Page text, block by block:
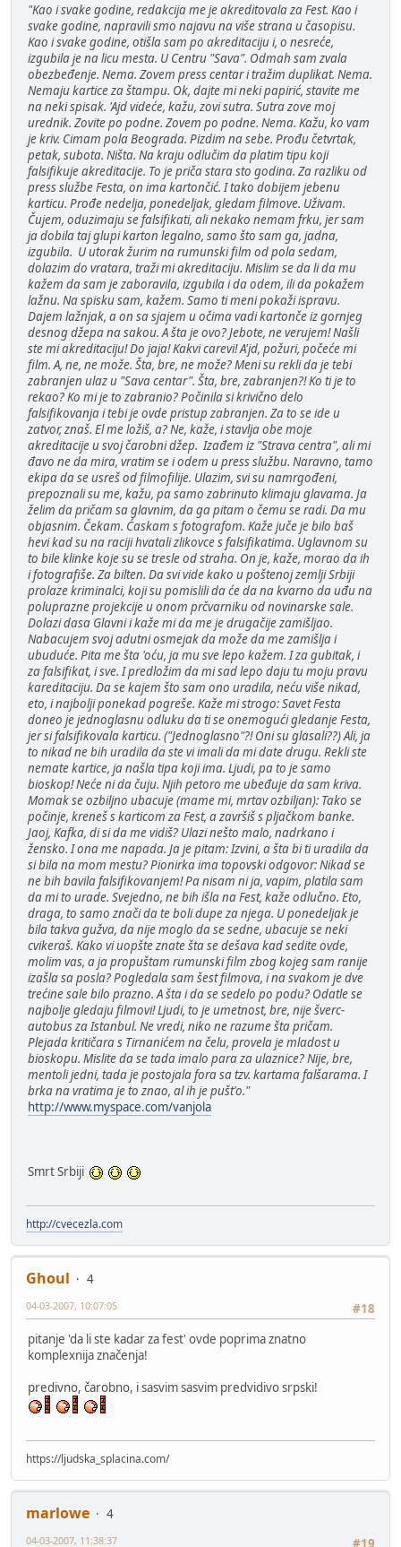
"Kao i svake godine, redakcija me je akreditovala za Fest. Kao i
svake godine, napravili smo najavu na više strana u časopisu.
Kao i svake godine, otišla sam po akreditaciju i, o nesreće,
izgubila je na licu mesta. U Centru "Sava". Odmah sam zvala
obezbeđenje. Nema. Zovem press centar i tražim duplikat. Nema.
Nemaju kartice za štampu. Ok, dajte mi neki papirić, stavite me
na neki spisak. 'Ajd videće, kažu, zovi sutra. Sutra zove moj
urednik. Zovite po podne. Zovem po podne. Nema. Kažu, ko vam
je kriv. Cimam pola Beograda. Pizdim na sebe. Prođu četvrtak,
petak, subota. Ništa. Na kraju odlučim da platim tipu koji
falsifikuje akreditacije. To je priča stara sto godina. Za razliku od
press službe Festa, on ima kartončić. I tako dobijem jebenu
karticu. Prođe nedelja, ponedeljak, gledam filmove. Uživam.
Čujem, oduzimaju se falsifikati, ali nekako nemam frku, jer sam
ja dobila taj glupi karton legalno, samo što sam ga, jadna,
izgubila. U utorak žurim na rumunski film od pola sedam,
dolazim do vratara, traži mi akreditaciju. Mislim se da li da mu
kažem da sam je zaboravila, izgubila i da odem, ili da pokažem
lažnu. Na spisku sam, kažem. Samo ti meni pokaži ispravu.
Dajem lažnjak, a on sa sjajem u očima vadi kartonče iz gornjeg
desnog džepa na sakou. A šta je ovo? Jebote, ne verujem! Našli
ste mi akreditaciju! Do jaja! Kakvi carevi! A'jd, požuri, počeće mi
film. A, ne, ne može. Šta, bre, ne može? Meni su rekli da je tebi
zabranjen ulaz u "Sava centar". Šta, bre, zabranjen?! Ko ti je to
rekao? Ko mi je to zabranio? Počinila si krivično delo
falsifikovanja i tebi je ovde pristup zabranjen. Za to se ide u
zatvor, znaš. El me ložiš, a? Ne, kaže, i stavlja obe moje
akreditacije u svoj čarobni džep. Izađem iz "Strava centra", ali mi
đavo ne da mira, vratim se i odem u press službu. Naravno, tamo
ekipa da se usreš od filmofilije. Ulazim, svi su namrgođeni,
prepoznali su me, kažu, pa samo zabrinuto klimaju glavama. Ja
želim da pričam sa glavnim, da ga pitam o čemu se radi. Da mu
objasnim. Čekam. Ćaskam s fotografom. Kaže juče je bilo baš
hevi kad su na raciji hvatali zlikovce s falsifikatima. Uglavnom su
to bile klinke koje su se tresle od straha. On je, kaže, morao da ih
i fotografiše. Za bilten. Da svi vide kako u poštenoj zemlji Srbiji
prolaze kriminalci, koji su pomislili da će da na kvarno da uđu na
poluprazne projekcije u onom prčvarniku od novinarske sale.
Dolazi dasa Glavni i kaže mi da me je drugačije zamišljao.
Nabacujem svoj adutni osmejak da može da me zamišlja i
ubuduće. Pita me šta 'oću, ja mu sve lepo kažem. I za gubitak, i
za falsifikat, i sve. I predložim da mi sad lepo daju tu moju pravu
kareditaciju. Da se kajem što sam ono uradila, neću više nikad,
eto, i najbolji ponekad pogreše. Kaže mi strogo: Savet Festa
doneo je jednoglasnu odluku da ti se onemogući gledanje Festa,
jer si falsifikovala karticu. ("Jednoglasno"?! Oni su glasali??) Ali, ja
to nikad ne bih uradila da ste vi imali da mi date drugu. Rekli ste
nemate kartice, ja našla tipa koji ima. Ljudi, pa to je samo
bioskop! Neće ni da čuju. Njih petoro me ubeđuje da sam kriva.
Momak se ozbiljno ubacuje (mame mi, mrtav ozbiljan): Tako se
počinje, kreneš s karticom za Fest, a završiš s pljačkom banke.
Jaoj, Kafka, di si da me vidiš? Ulazi nešto malo, nadrkano i
žensko. I ona me napada. Ja je pitam: Izvini, a šta bi ti uradila da
si bila na mom mestu? Pionirka ima topovski odgovor: Nikad se
ne bih bavila falsifikovanjem! Pa nisam ni ja, vapim, platila sam
da mi to urade. Svejedno, ne bih išla na Fest, kaže odlučno. Eto,
draga, to samo znači da te boli dupe za njega. U ponedeljak je
bila takva gužva, da nije moglo da se sedne, ubacuje se neki
cvikeraš. Kako vi uopšte znate šta se dešava kad sedite ovde,
molim vas, a ja propuštam rumunski film zbog kojeg sam ranije
izašla sa posla? Pogledala sam šest filmova, i na svakom je dve
trećine sale bilo prazno. A šta i da se sedelo po podu? Odatle se
najbolje gledaju filmovi! Ljudi, to je umetnost, bre, nije šverc-
autobus za Istanbul. Ne vredi, niko ne razume šta pričam.
Plejada kritičara s Tirnanićem na čelu, provela je mladost u
bioskopu. Mislite da se tada imalo para za ulaznice? Nije, bre,
mentoli jedni, tada je postojala fora sa tzv. kartama falšarama. I
brka na vratima je to znao, al ih je pušt'o."
http://www.myspace.com/vanjola
Smrt Srbiji
http://cvecezla.com
Ghoul
4
#18
04-03-2007, 10:07:05
pitanje 'da li ste kadar za fest' ovde poprima znatno
komplexnija značenja!
predivno, čarobno, i sasvim sasvim predvidivo srpski!
https://ljudska_splacina.com/
marlowe
4
#19
04-03-2007, 11:38:37